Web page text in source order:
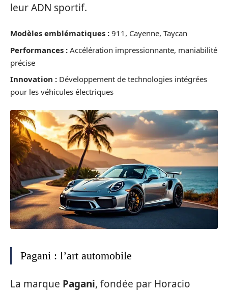
leur ADN sportif.
Modèles emblématiques : 911, Cayenne, Taycan
Performances : Accélération impressionnante, maniabilité
précise
Innovation : Développement de technologies intégrées
pour les véhicules électriques
Pagani : l’art automobile
La marque Pagani, fondée par Horacio